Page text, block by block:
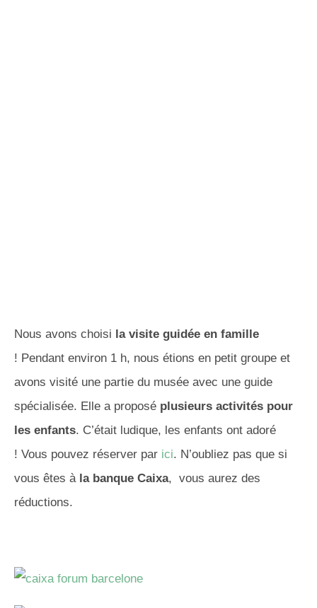
Nous avons choisi la visite guidée en famille
! Pendant environ 1 h, nous étions en petit groupe et
avons visité une partie du musée avec une guide
spécialisée. Elle a proposé plusieurs activités pour
les enfants. C’était ludique, les enfants ont adoré
! Vous pouvez réserver par ici. N’oubliez pas que si
vous êtes à la banque Caixa, vous aurez des
réductions.